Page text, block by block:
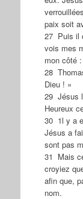
paix soit
27 Puis il
vois mes
mon côté
28
Dieu ! »
29 Jésus
Heureux
30 1l y a
Jésus a
sont pas
31 Mais
croyiez
afin que,
nom.